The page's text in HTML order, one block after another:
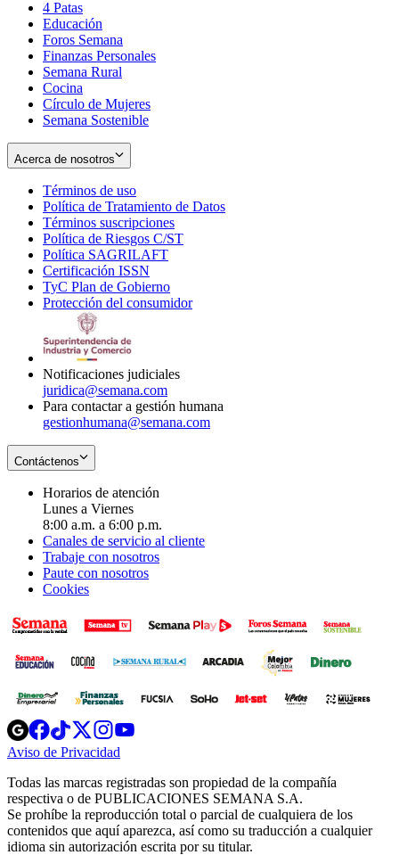
new
window
in
new
window
4 Patas
Educación
Foros Semana
Finanzas Personales
Semana Rural
Cocina
Círculo de Mujeres
Semana Sostenible
Acerca de nosotros
Términos de uso
in
new
window
Política de Tratamiento de Datos
Términos suscripciones
in
Política de Riesgos C/ST
Política SAGRILAFT
new
window
Certificación ISSN
in
new
TyC Plan de Gobierno
in
Protección del consumidorOpens
Notificaciones judiciales
juridica@semana.com
Para contactar a gestión humana
gestionhumana@semana.com
Contáctenos
Horarios de atención
Lunes a Viernes
8:00 a.m. a 6:00 p.m.
Canales de servicio al cliente
Trabaje con nosotros
Paute con nosotros
Cookies
Opens
in
new
Opens
in
new
Opens
in
new
window
Opens
new
windowwindow
Aviso de Privacidad
new
window
Todas las marcas registradas son propiedad de la compañía
respectiva o de PUBLICACIONES SEMANA S.A.
Se prohíbe la reproducción total o parcial de cualquiera de los
contenidos que aquí aparezca, así como su traducción a cualquier
idioma sin autorización escrita por su titular.